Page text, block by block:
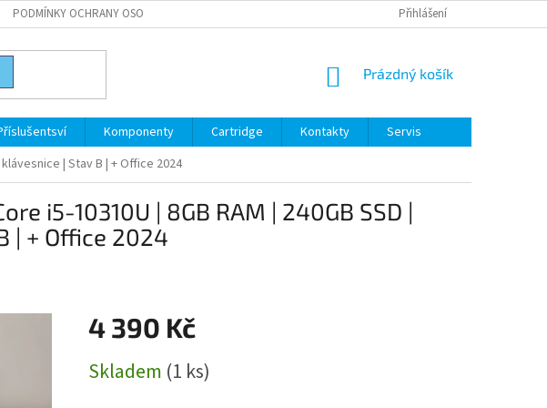
PODMÍNKY OCHRANY OSOBNÍCH ÚDAJŮ Přihlášení
NÁKUPNÍ
Prázdný košík
Komponenty Cartridge Kontakty
Servis
klávesnice | Stav B | + Office 2024
i5-10310U | 8GB RAM | 240GB SSD |
| + Office 2024
4 390 Kč
cena:
Skladem (1 ks)